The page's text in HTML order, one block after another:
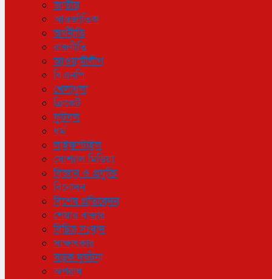
জাতীয়
আন্তর্জাতিক
অর্থনীতি
রাজনীতি
আওয়ামীলীগ
বিএনপি
খেলাধুলা
ক্রিকেট
ফুটবল
ধর্ম
লাইফস্টাইল
সোশ্যাল মিডিয়া
বিজ্ঞান ও প্রযুক্তি
বিনোদন
বিশেষ প্রতিবেদন
শেয়ার বাজার
বিচিত্র সংবাদ
সাক্ষাৎকার
সড়ক দুর্ঘটনা
অপরাধ